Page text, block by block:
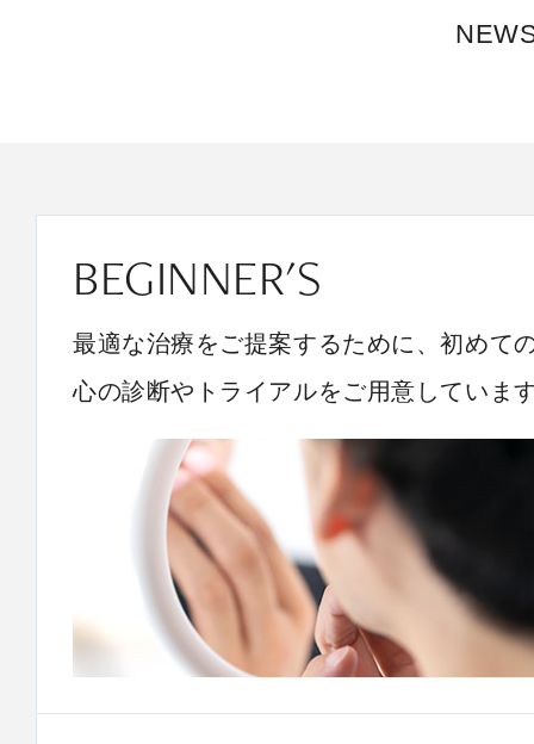
BEGINNER'S
最適な治療をご提案するために、初めて
心の診断やトライアルをご用意していま